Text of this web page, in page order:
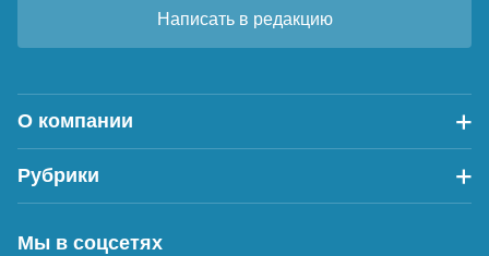
Написать в редакцию
О компании
Рубрики
Мы в соцсетях